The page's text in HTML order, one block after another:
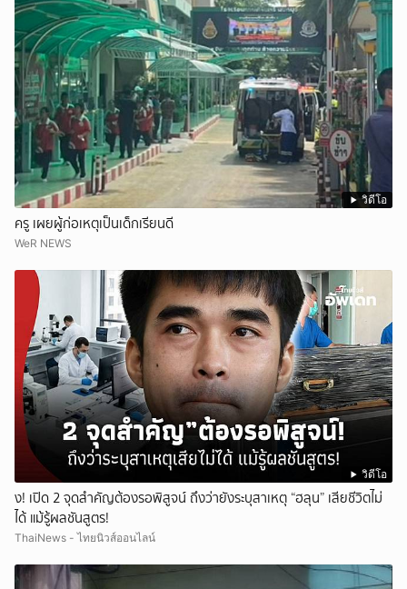
วิดีโอ
ครู เผยผู้ก่อเหตุเป็นเด็กเรียนดี
WeR NEWS
วิดีโอ
ึ้ง! เปิด 2 จุดสำคัญต้องรอพิสูจน์ ถึงว่ายังระบุสาเหตุ “ฮลุน” เสียชีวิตไม่
ได้ แม้รู้ผลชันสูตร!
ThaiNews - ไทยนิวส์ออนไลน์